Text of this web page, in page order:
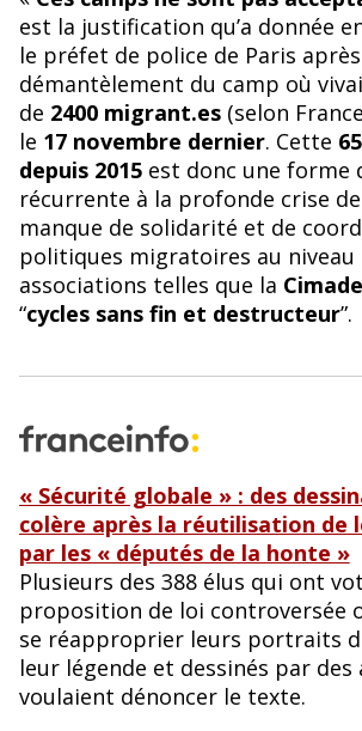
k
est la justification qu’a donnée
le préfet de police de Paris
démantèlement du camp où
de 2400 migrant.es (selon
le 17 novembre dernier. Cette
depuis 2015est donc une forme
récurrente à la profonde crise de
manque de solidarité et de
politiques migratoires au niveau
associations telles que la Cimade
“cycles sans fin et destructeur”.
« Sécurité globale » : des
colère après la réutilisation de
par les « députés de la honte »
Plusieurs des 388 élus qui ont
proposition de loi controversée
se réapproprier leurs portraits
leur légende et dessinés par
voulaient dénoncer le texte.